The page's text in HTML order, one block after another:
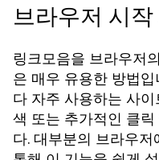
브라우저 시
링크모음을 브라우저
은 매우 유용한 방법
다 자주 사용하는 사
색 또는 추가적인 클
다. 대부분의 브라우